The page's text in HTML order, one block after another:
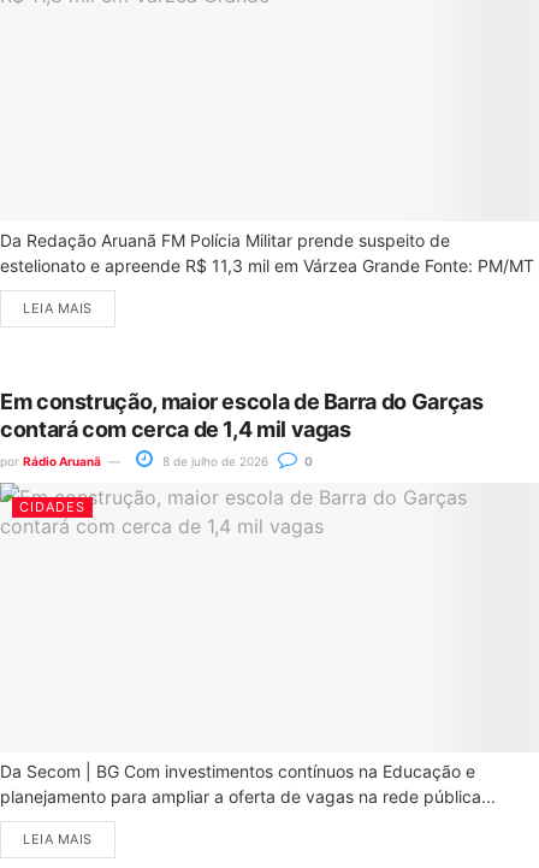
Da Redação Aruanã FM Polícia Militar prende suspeito de
estelionato e apreende R$ 11,3 mil em Várzea Grande Fonte: PM/MT
LEIA MAIS
Em construção, maior escola de Barra do Garças
contará com cerca de 1,4 mil vagas
por Rádio Aruanã 8 de julho de 2026 0
CIDADES
Da Secom | BG Com investimentos contínuos na Educação e
planejamento para ampliar a oferta de vagas na rede pública...
LEIA MAIS